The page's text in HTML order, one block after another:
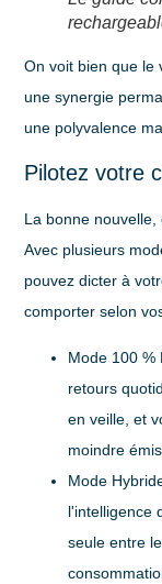
On voit bien que le
une synergie
une polyvalence
Pilotez votre
La bonne nouvelle,
Avec plusieurs
pouvez dicter à
comporter selon
Mode 100 %
retours
en veille, et
moindre
Mode
l'intelligence
seule entre